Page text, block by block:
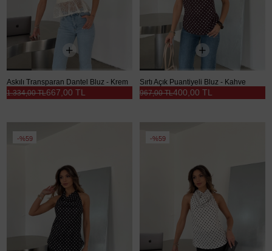
Askılı Transparan Dantel Bluz - Krem
667,00 TL
1.334,00 TL
Sırtı Açık Puantiyeli Bluz - Kahve
400,00 TL
967,00 TL
%59 %59